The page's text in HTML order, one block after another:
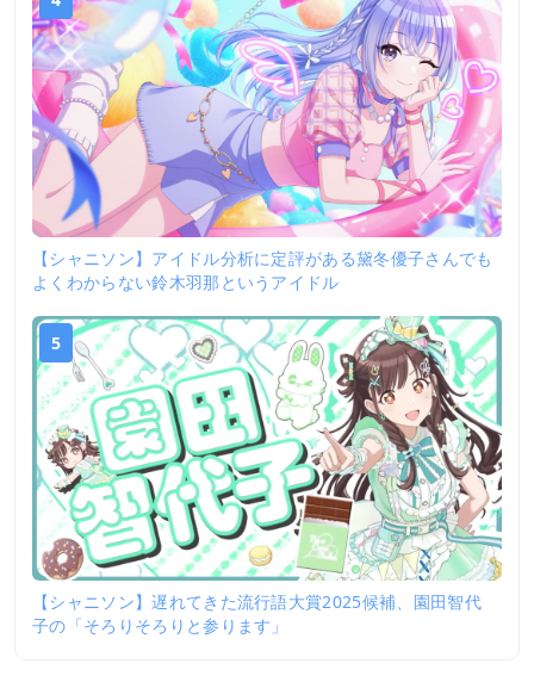
【シャニソン】アイドル分析に定評がある黛冬優子さんでも
よくわからない鈴木羽那というアイドル
5
【シャニソン】遅れてきた流行語大賞2025候補、園田智代
子の「そろりそろりと参ります」